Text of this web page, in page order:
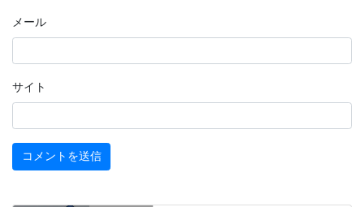
メール
サイト